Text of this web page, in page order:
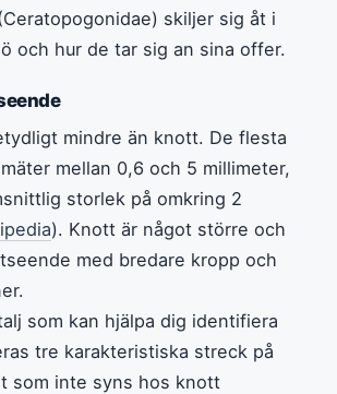
skiljer sig åt i
och hur de tar sig an sina offer.
mindre än knott. De flesta
mellan 0,6 och 5 millimeter,
storlek på omkring 2
). Knott är något större och
med bredare kropp och
som kan hjälpa dig identifiera
tre karakteristiska streck på
som inte syns hos knott